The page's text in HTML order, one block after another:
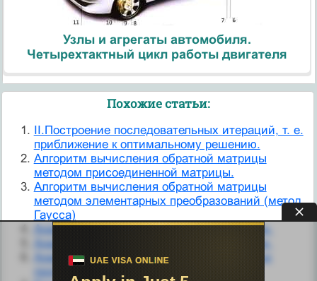
Узлы и агрегаты автомобиля.
Четырехтактный цикл работы двигателя
Похожие статьи:
II.Построение последовательных итераций, т. е.
приближение к оптимальному решению.
Алгоритм вычисления обратной матрицы
методом присоединенной матрицы.
Алгоритм вычисления обратной матрицы
методом элементарных преобразований (метод
Гаусса)
Анализ АИР методом основной гармоники.
Анализ АИТ методом основной гармоники.
Анализ завершенности последовательных
программ